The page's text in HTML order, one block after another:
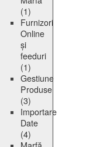
(1)
Furnizori
Online
și
feeduri
(1)
Gestiune
Produse
(3)
Importare
Date
(4)